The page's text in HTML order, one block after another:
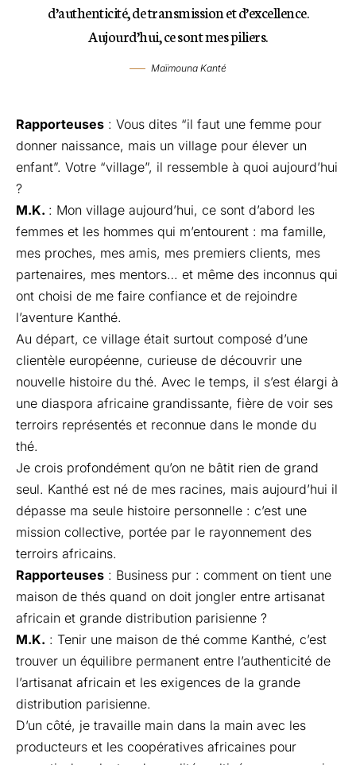
d’authenticité, de transmission et d’excellence.
Aujourd’hui, ce sont mes piliers.
Maïmouna Kanté
Rapporteuses : Vous dites “il faut une femme pour
donner naissance, mais un village pour élever un
enfant”. Votre “village”, il ressemble à quoi aujourd’hui
?
M.K. : Mon village aujourd’hui, ce sont d’abord les
femmes et les hommes qui m’entourent : ma famille,
mes proches, mes amis, mes premiers clients, mes
partenaires, mes mentors… et même des inconnus qui
ont choisi de me faire confiance et de rejoindre
l’aventure Kanthé.
Au départ, ce village était surtout composé d’une
clientèle européenne, curieuse de découvrir une
nouvelle histoire du thé. Avec le temps, il s’est élargi à
une diaspora africaine grandissante, fière de voir ses
terroirs représentés et reconnue dans le monde du
thé.
Je crois profondément qu’on ne bâtit rien de grand
seul. Kanthé est né de mes racines, mais aujourd’hui il
dépasse ma seule histoire personnelle : c’est une
mission collective, portée par le rayonnement des
terroirs africains.
Rapporteuses : Business pur : comment on tient une
maison de thés quand on doit jongler entre artisanat
africain et grande distribution parisienne ?
M.K. : Tenir une maison de thé comme Kanthé, c’est
trouver un équilibre permanent entre l’authenticité de
l’artisanat africain et les exigences de la grande
distribution parisienne.
D’un côté, je travaille main dans la main avec les
producteurs et les coopératives africaines pour